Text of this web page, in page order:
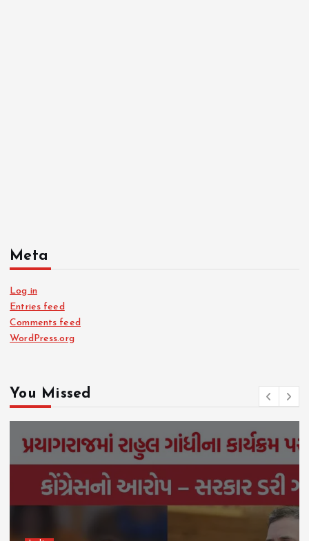
Meta
Log in
Entries feed
Comments feed
WordPress.org
You Missed